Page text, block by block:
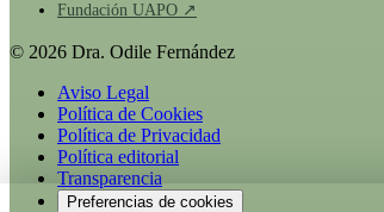
Fundación UAPO ↗
© 2026 Dra. Odile Fernández
Aviso Legal
Política de Cookies
Política de Privacidad
Política editorial
Transparencia
Preferencias de cookies